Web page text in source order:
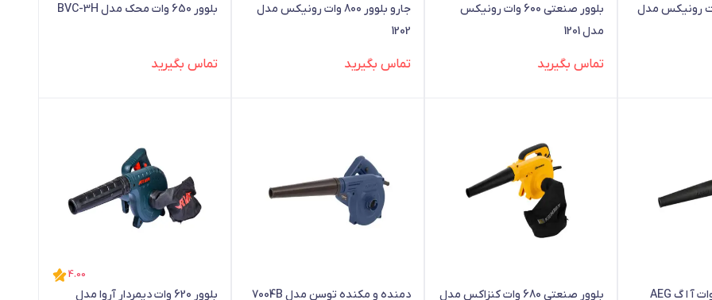
شارژی 20 ولت رونیکس مدل
بلوور صنعتی 600 وات رونیکس
مدل 1201
تماس بگیرید
جارو بلوور 800 وات رونیکس مدل
1202
تماس بگیرید
بلوور 650 وات محک مدل BVC-3H
تماس بگیرید
بلوور صنعتی 600 وات آ ا گ AEG
بلوور صنعتی 680 وات کنزاکس مدل
دمنده و مکنده توسن مدل 7004B
بلوور 620 وات دیمردار آروا مدل
4.00